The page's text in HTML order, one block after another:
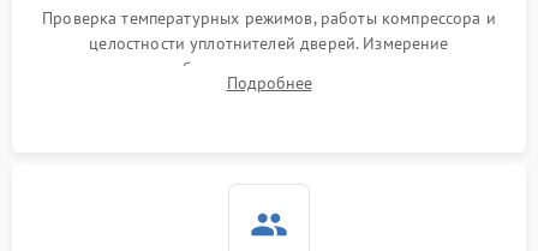
работе
2000 ₽ Подробнее →
1000 ₽
1800 ₽
Проверка температурных режимов, работы компрессора и
целостности уплотнителей дверей. Измерение
сопротивления обмоток мотора, проверка термостата и
считывание кодов ошибок с электронного дисплея.
Подробнее